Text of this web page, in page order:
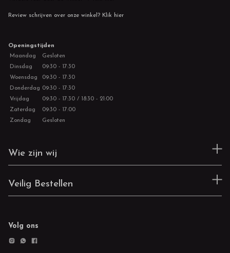
Review schrijven over onze winkel? Klik hier
Openingstijden
Maandag
Gesloten
Dinsdag
09:30 - 17:30
Woensdag
09:30 - 17:30
Donderdag 09:30 - 17:30
Vrijdag
09:30 - 17:30 / 18:30 - 21:00
Zaterdag
09:30 - 17:00
Zondag
Gesloten
Wie zijn wij
Veilig Bestellen
Volg ons